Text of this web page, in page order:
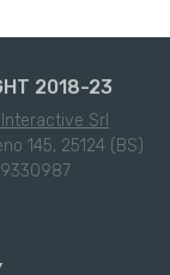
2018-23
Srl
145, 25124 (BS)